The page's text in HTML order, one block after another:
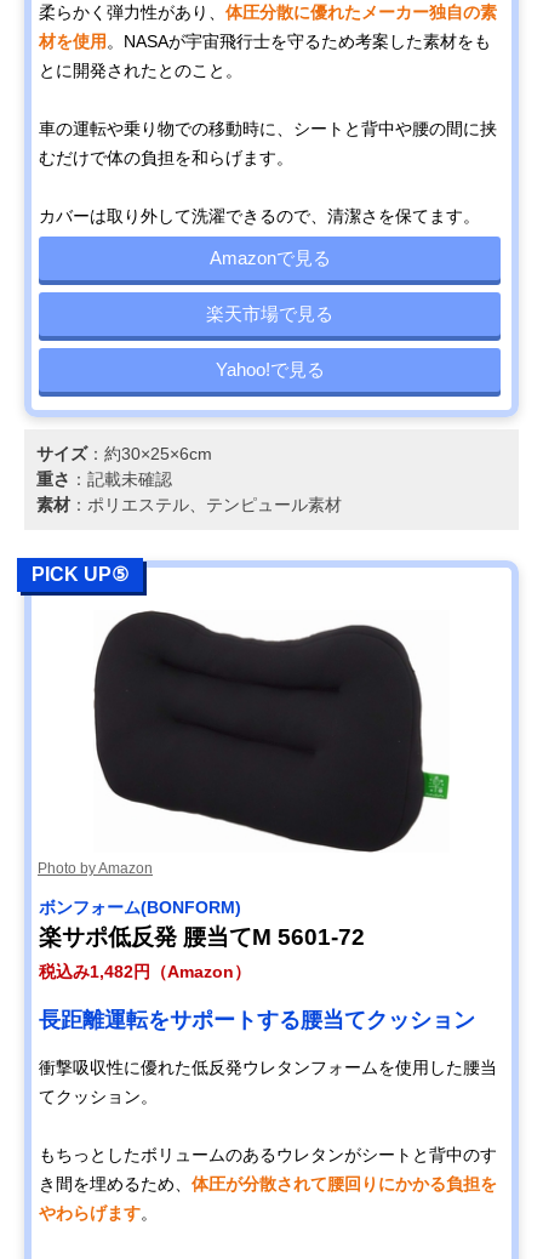
柔らかく弾力性があり、 体圧分散に優れたメーカー独自の素
材を使用 。NASAが宇宙飛行士を守るため考案した素材をも
とに開発されたとのこと。
車の運転や乗り物での移動時に、シートと背中や腰の間に挟
むだけで体の負担を和らげます。
カバーは取り外して洗濯できるので、清潔さを保てます。
Amazonで見る
楽天市場で見る
Yahoo!で見る
サイズ：約30×25×6cm
重さ ：記載未確認
素材 ：ポリエステル、テンピュール素材
PICK UP⑤
Photo by Amazon
ボンフォーム(BONFORM)
楽サポ低反発 腰当てM 5601-72
税込み1,482円（Amazon）
長距離運転をサポートする腰当てクッション
衝撃吸収性に優れた低反発ウレタンフォームを使用した腰当
てクッション。
もちっとしたボリュームのあるウレタンがシートと背中のす
き間を埋めるため、 体圧が分散されて腰回りにかかる負担を
やわらげます。